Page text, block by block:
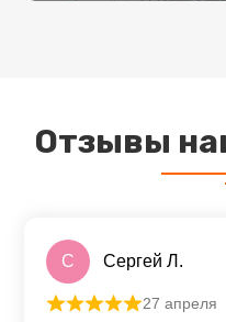
Отзывы
С Сергей Л.
Оценка из 5
27 апреля